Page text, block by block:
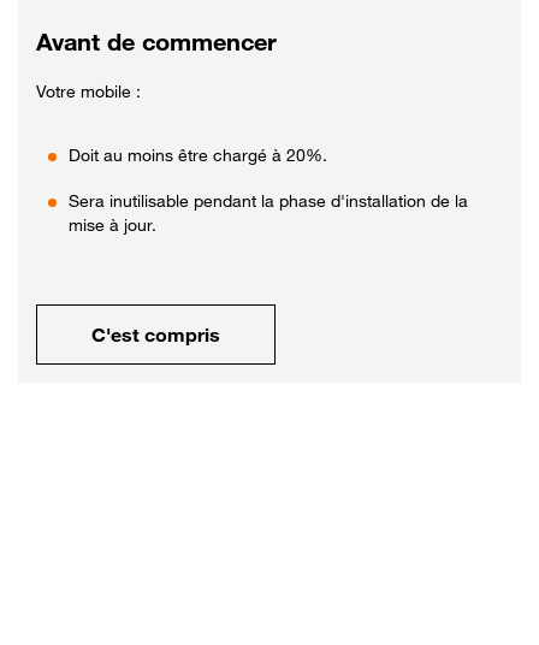
Avant de commencer
Votre mobile :
Doit au moins être chargé à 20%.
Sera inutilisable pendant la phase d'installation de la
mise à jour.
C'est compris